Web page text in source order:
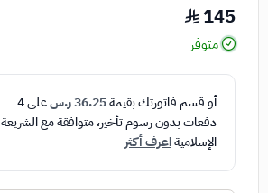
145
متوفر
أو قسم فاتورتك بقيمة36.25 ر.س على4
دفعات بدون رسوم تأخير، متوافقة مع الشريعة
الإسلاميةاعرف أكثر